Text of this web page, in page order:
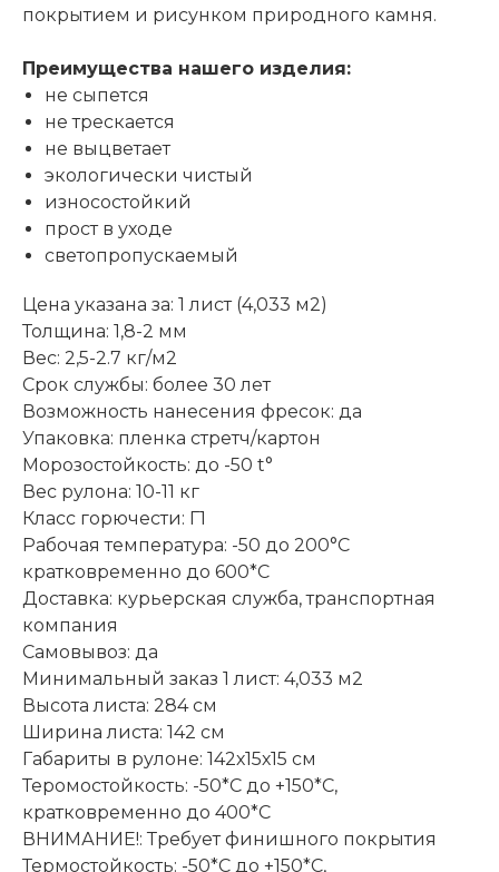
покрытием и рисунком природного камня.
Преимущества нашего изделия:
не сыпется
не трескается
не выцветает
экологически чистый
износостойкий
прост в уходе
светопропускаемый
Цена указана за: 1 лист (4,033 м2)
Толщина: 1,8-2 мм
Вес: 2,5-2.7 кг/м2
Срок службы: более 30 лет
Возможность нанесения фресок: да
Упаковка: пленка стретч/картон
Морозостойкость: до -50 t°
Вес рулона: 10-11 кг
Класс горючести: Г1
Рабочая температура: -50 до 200°С
кратковременно до 600*С
Доставка: курьерская служба, транспортная
компания
Самовывоз: да
Минимальный заказ 1 лист: 4,033 м2
Высота листа: 284 см
Ширина листа: 142 см
Габариты в рулоне: 142х15х15 см
Теромостойкость: -50*С до +150*С,
кратковременно до 400*C
ВНИМАНИЕ!: Требует финишного покрытия
Термостойкость: -50*С до +150*С,